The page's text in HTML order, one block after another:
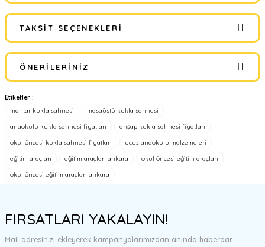
Bu ürüne ilk yorumu siz yapın!
Yorum Yaz
TAKSIT SEÇENEKLERI
ÖNERILERINIZ
Bu ürünün fiyat bilgisi, resim, ürün açıklamalarında ve diğer
konularda yetersiz gördüğünüz noktaları öneri formunu kullanarak
tarafımıza iletebilirsiniz.
Ürün fiyatı diğer sitelerden daha pahalı.
Etiketler :
mantar kukla sahnesi
masaüstü kukla sahnesi
anaokulu kukla sahnesi fiyatları ahşap kukla sahnesi fiyatları
okul öncesi kukla sahnesi fiyatları ucuz anaokulu malzemeleri
eğitim araçları eğitim araçları ankara okul öncesi eğitim araçları
okul öncesi eğitim araçları ankara
FIRSATLARI YAKALAYIN!
Mail adresinizi ekleyerek kampanyalarımızdan anında haberdar